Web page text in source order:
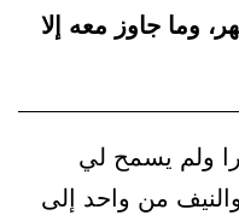
وما جاوز معه إلا
ولم يسمح لي
والنيف من واحد إلى